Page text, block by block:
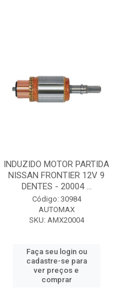
INDUZIDO MOTOR PARTIDA
NISSAN FRONTIER 12V 9
DENTES - 20004 ...
Código: 30984
AUTOMAX
SKU: AMX20004
Faça seu login ou
cadastre-se para
ver preços e
comprar